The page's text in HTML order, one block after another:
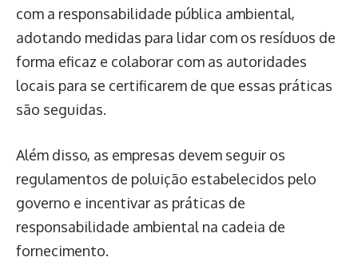
com a responsabilidade pública ambiental,
adotando medidas para lidar com os resíduos de
forma eficaz e colaborar com as autoridades
locais para se certificarem de que essas práticas
são seguidas.
Além disso, as empresas devem seguir os
regulamentos de poluição estabelecidos pelo
governo e incentivar as práticas de
responsabilidade ambiental na cadeia de
fornecimento.